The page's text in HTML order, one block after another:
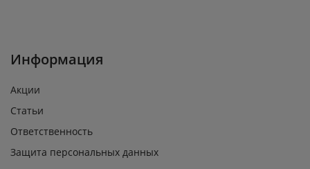
Информация
Акции
Статьи
Ответственность
Защита персональных данных